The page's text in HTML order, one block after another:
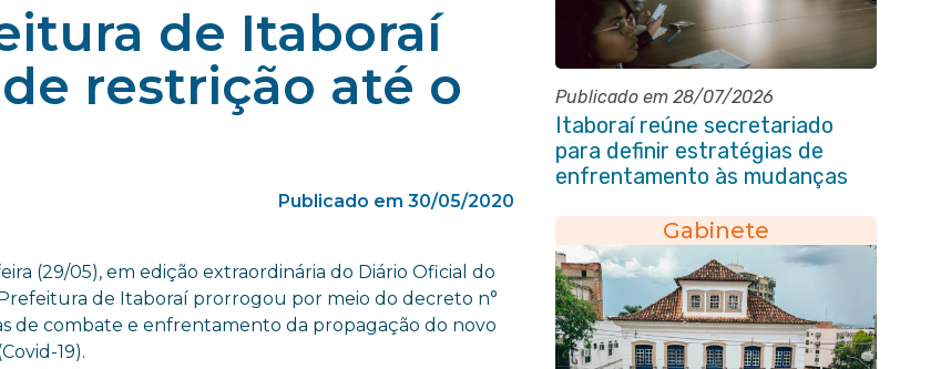
de Itaboraí
restrição até o
Publicado em 30/05/2020
(29/05), em edição extraordinária do Diário Oficial do
de Itaboraí prorrogou por meio do decreto n°
de combate e enfrentamento da propagação do novo
19).
Publicado em 28/07/2026
Itaboraí reúne secretariado
para definir estratégias de
enfrentamento às mudanças
Gabinete